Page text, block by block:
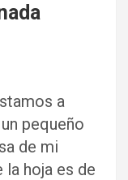
a
pequeño
de mi
hoja es de